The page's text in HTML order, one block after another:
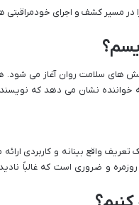
در مسیر کشف و اجرای
های سلامت روان آغاز می شود.
خواننده نشان می دهد که
واقع بینانه و کاربردی
و ضروری است که غالباً